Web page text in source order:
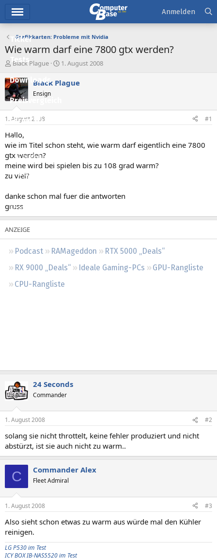
Ticker
Tests
Downloads
Preisvergleich
Forum
Aktuelles
Empfohlene Inhalte
Neue Beiträge
Leserartikel
Podcast RAMageddon
RTX 5000 „Deals“
RX 9000 „Deals“
Ideale Gaming-PCs
GPU-Rangliste
CPU-Rangliste
Anmelden
Grafikkarten: Probleme mit Nvidia
Wie warm darf eine 7800 gtx werden?
E
s
t
e
l
e
r
Black Plague
E
s
t
1. August 2008
Black Plague
Ensign
1. August 2008 #1
Hallo,
wie im Titel schon steht, wie warm darf eigentlich eine 7800
gtx werden?
meine wird bei spielen bis zu 108 grad warm?
zu viel?
danke schon mal fuer die antworten
gruss
24 Seconds
Commander
1. August 2008 #2
solang sie nicht throttelt, keine fehler produziert und nicht
abstürzt, ist sie auch nicht zu warm..
C Commander Alex
Fleet Admiral
1. August 2008 #3
Also sieht schon etwas zu warm aus würde mal den Kühler
reinigen.
LG P530 im Test
ICY BOX IB-NAS5520 im Test